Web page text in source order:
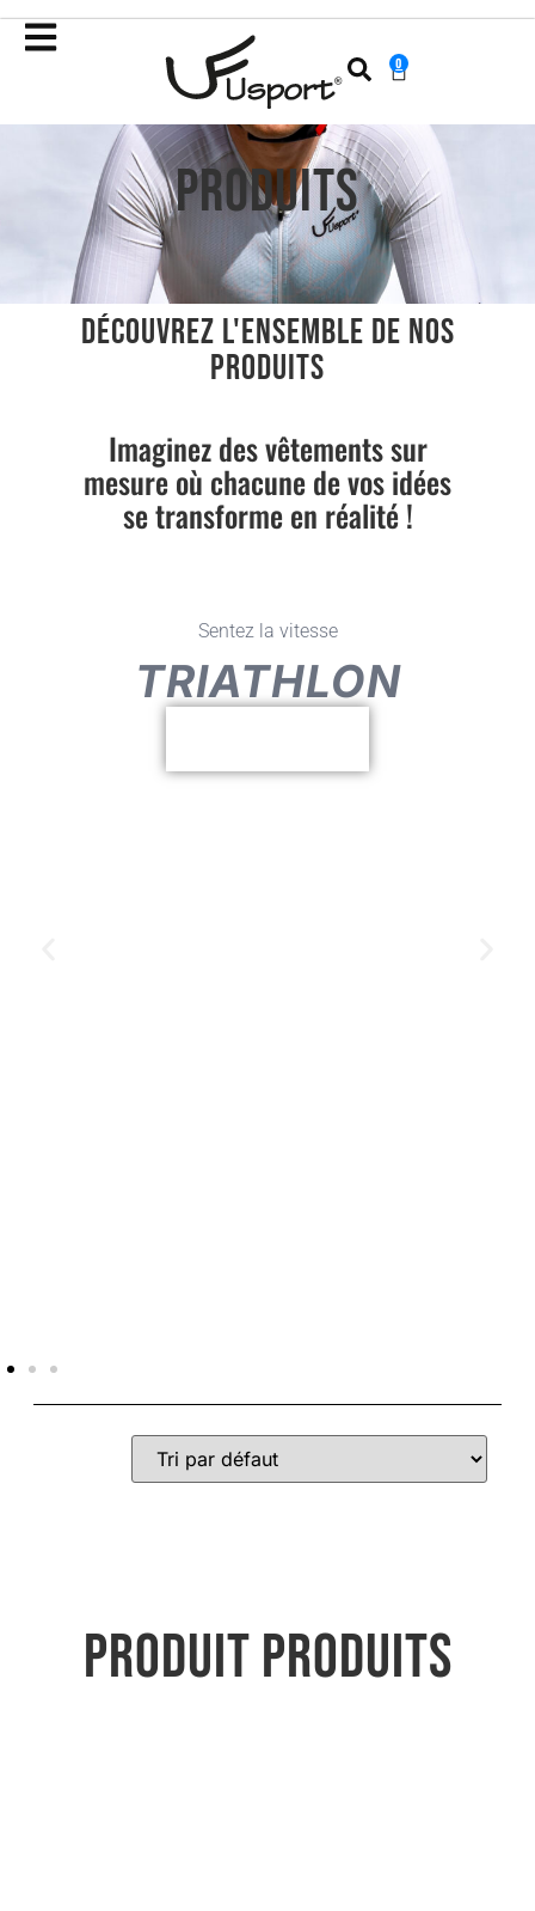
0
PRODUITS
DÉCOUVREZ L'ENSEMBLE DE NOS
PRODUITS
Imaginez des vêtements sur
mesure où chacune de vos idées
se transforme en réalité !
Sentez la vitesse
TRIATHLON
PRODUIT PRODUITS